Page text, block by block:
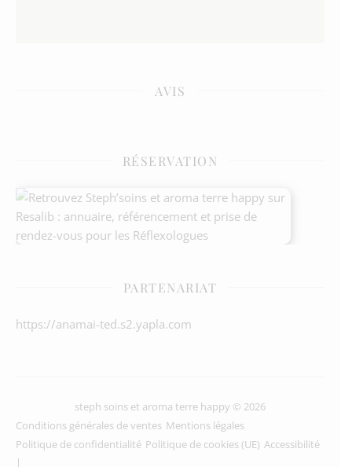
AVIS
RÉSERVATION
PARTENARIAT
https://anamai-ted.s2.yapla.com
steph soins et aroma terre happy © 2026
Conditions générales de ventes Mentions légales
Politique de confidentialité Politique de cookies (UE) Accessibilité